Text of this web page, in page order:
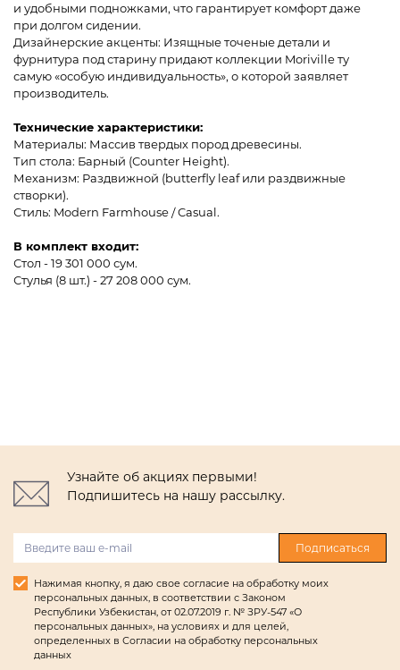
и удобными подножками, что гарантирует комфорт даже
при долгом сидении.
Дизайнерские акценты: Изящные точеные детали и
фурнитура под старину придают коллекции Moriville ту
самую «особую индивидуальность», о которой заявляет
производитель.
Технические характеристики:
Материалы: Массив твердых пород древесины.
Тип стола: Барный (Counter Height).
Механизм: Раздвижной (butterfly leaf или раздвижные
створки).
Стиль: Modern Farmhouse / Casual.
В комплект входит:
Стол - 19 301 000 сум.
Стулья (8 шт.) - 27 208 000 сум.
Узнайте об акциях первыми!
Подпишитесь на нашу рассылку.
Подписаться
Нажимая кнопку, я даю свое согласие на обработку моих
персональных данных, в соответствии с Законом
Республики Узбекистан, от 02.07.2019 г. № ЗРУ-547 «О
персональных данных», на условиях и для целей,
определенных в Согласии на обработку персональных
данных